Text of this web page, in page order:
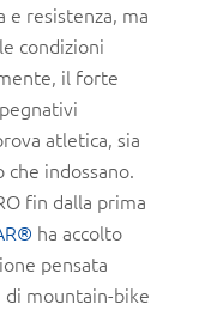
e resistenza, ma
condizioni
il forte
atletica, sia
indossano.
fin dalla prima
ha accolto
pensata
mountain-bike